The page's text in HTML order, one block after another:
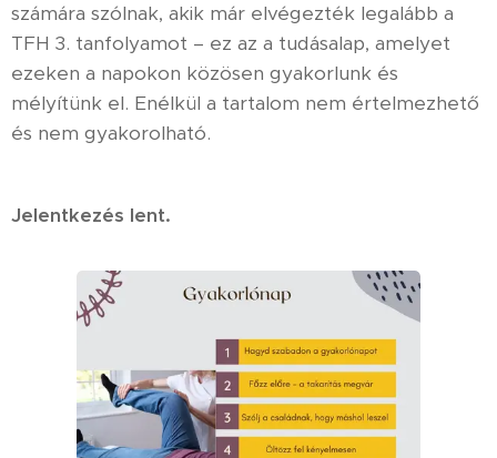
számára szólnak, akik már elvégezték legalább a
TFH 3. tanfolyamot – ez az a tudásalap, amelyet
ezeken a napokon közösen gyakorlunk és
mélyítünk el. Enélkül a tartalom nem értelmezhető
és nem gyakorolható.
Jelentkezés lent.